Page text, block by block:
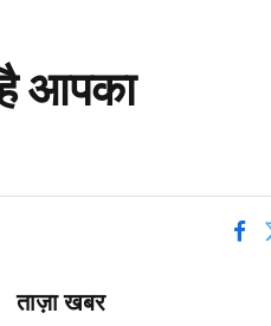
आपका
ताज़ा खबर